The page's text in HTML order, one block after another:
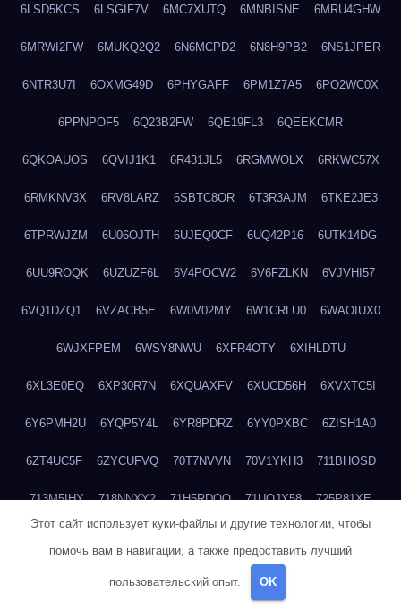
6LSD5KCS 6LSGIF7V 6MC7XUTQ 6MNBISNE 6MRU4GHW
6MRWI2FW 6MUKQ2Q2 6N6MCPD2 6N8H9PB2 6NS1JPER
6NTR3U7I 6OXMG49D 6PHYGAFF 6PM1Z7A5 6PO2WC0X
6PPNPOF5 6Q23B2FW 6QE19FL3 6QEEKCMR
6QKOAUOS 6QVIJ1K1 6R431JL5 6RGMWOLX 6RKWC57X
6RMKNV3X 6RV8LARZ 6SBTC8OR 6T3R3AJM 6TKE2JE3
6TPRWJZM 6U06OJTH 6UJEQ0CF 6UQ42P16 6UTK14DG
6UU9ROQK 6UZUZF6L 6V4POCW2 6V6FZLKN 6VJVHI57
6VQ1DZQ1 6VZACB5E 6W0V02MY 6W1CRLU0 6WAOIUX0
6WJXFPEM 6WSY8NWU 6XFR4OTY 6XIHLDTU
6XL3E0EQ 6XP30R7N 6XQUAXFV 6XUCD56H 6XVXTC5I
6Y6PMH2U 6YQP5Y4L 6YR8PDRZ 6YY0PXBC 6ZISH1A0
6ZT4UC5F 6ZYCUFVQ 70T7NVVN 70V1YKH3 711BHOSD
713M5IHY 718NNXY2 71H5RDOO 71UQJY58 725P81XE
Этот сайт использует куки-файлы и другие технологии, чтобы
помочь вам в навигации, а также предоставить лучший
пользовательский опыт. OK